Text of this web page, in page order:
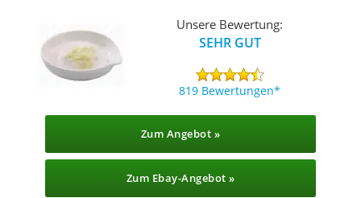
Unsere Bewertung:
SEHR GUT
819 Bewertungen
Zum Angebot »
Zum Ebay-Angebot »